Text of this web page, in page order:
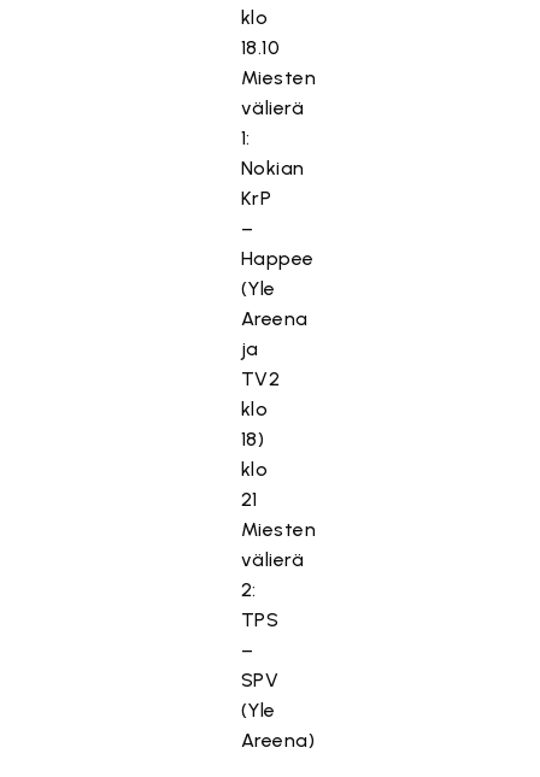
klo
18.10
Miesten
välierä
1:
Nokian
KrP
–
Happee
(Yle
Areena
ja
TV2
klo
18)
klo
21
Miesten
välierä
2:
TPS
–
SPV
(Yle
Areena)